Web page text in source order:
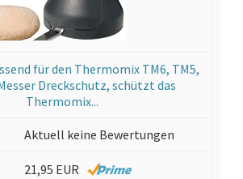
für den Thermomix TM6, TM5,
Dreckschutz, schützt das
Thermomix...
Aktuell keine Bewertungen
21,95 EUR